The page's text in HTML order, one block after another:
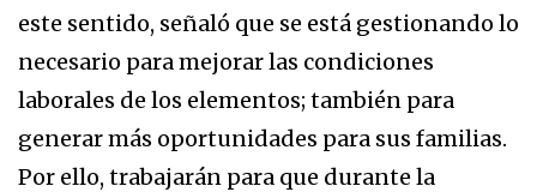
este sentido, señaló que se está gestionando lo
necesario para mejorar las condiciones
laborales de los elementos; también para
generar más oportunidades para sus familias.
Por ello, trabajarán para que durante la